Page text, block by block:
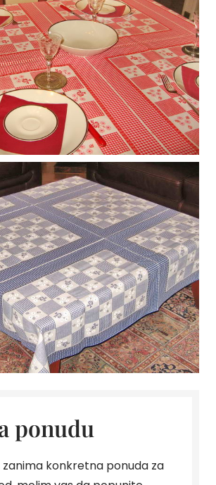
ponudu
zanima konkretna ponuda za